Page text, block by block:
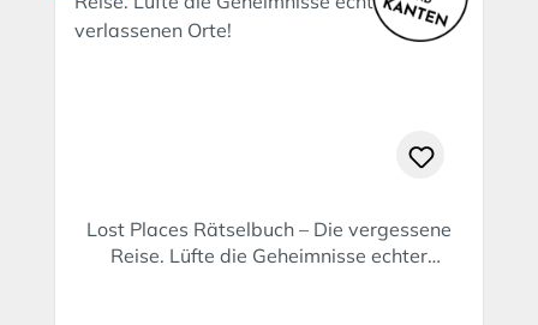
Lost Places Rätselbuch – Die vergessene
Reise. Lüfte die Geheimnisse echter